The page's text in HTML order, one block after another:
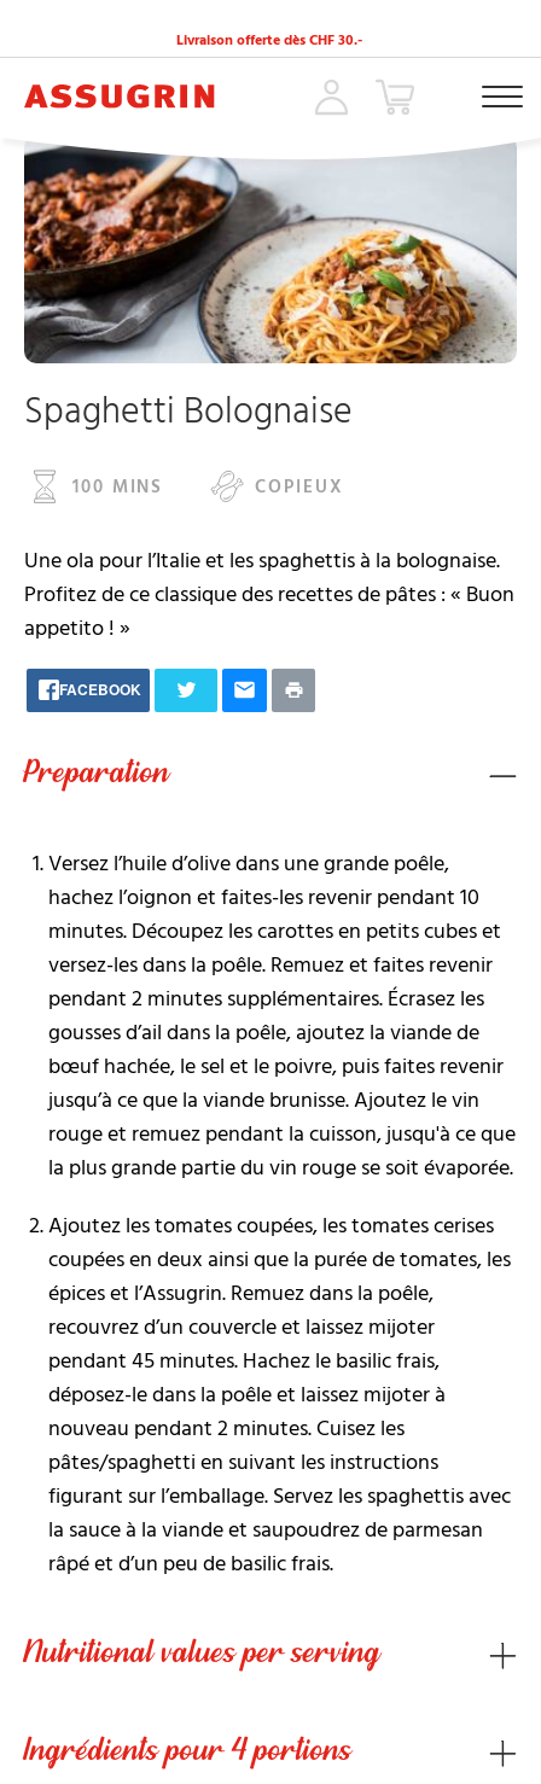
Livraison offerte dès CHF 30.-
ACCUEIL RECETTES » SPAGHETTI BOLOGNAISE
Spaghetti Bolognaise
100 MINS COPIEUX
Une ola pour l’Italie et les spaghettis à la bolognaise.
Profitez de ce classique des recettes de pâtes : « Buon
appetito ! »
FACEBOOK
Preparation
Versez l’huile d’olive dans une grande poêle,
hachez l’oignon et faites-les revenir pendant 10
minutes. Découpez les carottes en petits cubes et
versez-les dans la poêle. Remuez et faites revenir
pendant 2 minutes supplémentaires. Écrasez les
gousses d’ail dans la poêle, ajoutez la viande de
bœuf hachée, le sel et le poivre, puis faites revenir
jusqu’à ce que la viande brunisse. Ajoutez le vin
rouge et remuez pendant la cuisson, jusqu'à ce que
la plus grande partie du vin rouge se soit évaporée.
Ajoutez les tomates coupées, les tomates cerises
coupées en deux ainsi que la purée de tomates, les
épices et l’Assugrin. Remuez dans la poêle,
recouvrez d’un couvercle et laissez mijoter
pendant 45 minutes. Hachez le basilic frais,
déposez-le dans la poêle et laissez mijoter à
nouveau pendant 2 minutes. Cuisez les
pâtes/spaghetti en suivant les instructions
figurant sur l’emballage. Servez les spaghettis avec
la sauce à la viande et saupoudrez de parmesan
râpé et d’un peu de basilic frais.
Nutritional values per serving
Ingrédients pour 4 portions